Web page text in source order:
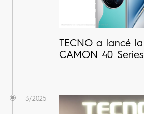
TECNO a lancé la
CAMON 40 Series
3/2025